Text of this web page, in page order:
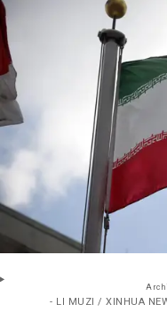
- LI MUZI / XINHUA